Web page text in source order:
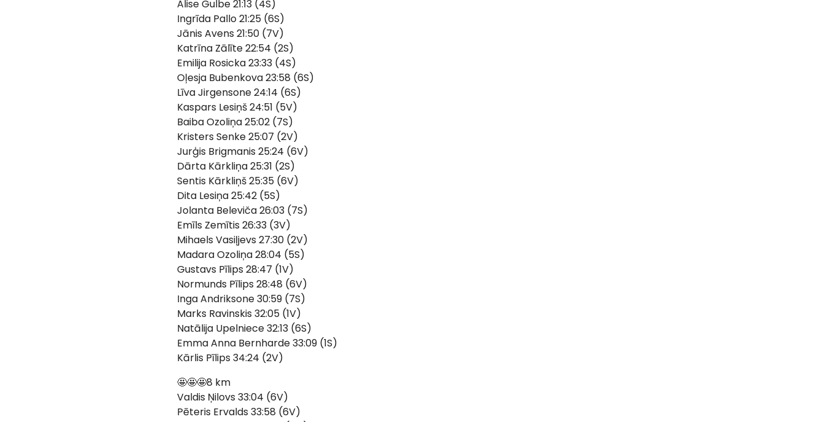
Alise Gulbe 21:13 (4S)
Ingrīda Pallo 21:25 (6S)
Jānis Avens 21:50 (7V)
Katrīna Zālīte 22:54 (2S)
Emilija Rosicka 23:33 (4S)
Oļesja Bubenkova 23:58 (6S)
Līva Jirgensone 24:14 (6S)
Kaspars Lesiņš 24:51 (5V)
Baiba Ozoliņa 25:02 (7S)
Kristers Senke 25:07 (2V)
Jurģis Brigmanis 25:24 (6V)
Dārta Kārkliņa 25:31 (2S)
Sentis Kārkliņš 25:35 (6V)
Dita Lesiņa 25:42 (5S)
Jolanta Beleviča 26:03 (7S)
Emīls Zemītis 26:33 (3V)
Mihaels Vasiļjevs 27:30 (2V)
Madara Ozoliņa 28:04 (5S)
Gustavs Pīlips 28:47 (1V)
Normunds Pīlips 28:48 (6V)
Inga Andriksone 30:59 (7S)
Marks Ravinskis 32:05 (1V)
Natālija Upelniece 32:13 (6S)
Emma Anna Bernharde 33:09 (1S)
Kārlis Pīlips 34:24 (2V)
🤩🤩🤩8 km
Valdis Ņilovs 33:04 (6V)
Pēteris Ervalds 33:58 (6V)